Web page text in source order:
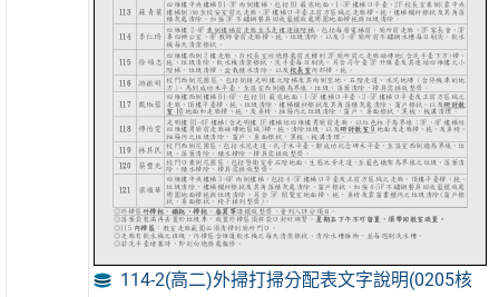
114-2(高二)外掃打掃分配表文字說明(0205核